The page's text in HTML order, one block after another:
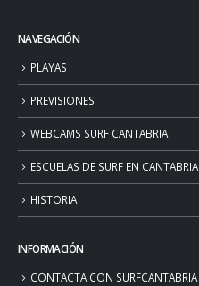
NAVEGACIÓN
PLAYAS
PREVISIONES
WEBCAMS SURF CANTABRIA
ESCUELAS DE SURF EN CANTABRIA
HISTORIA
INFORMACIÓN
CONTACTA CON SURFCANTABRIA